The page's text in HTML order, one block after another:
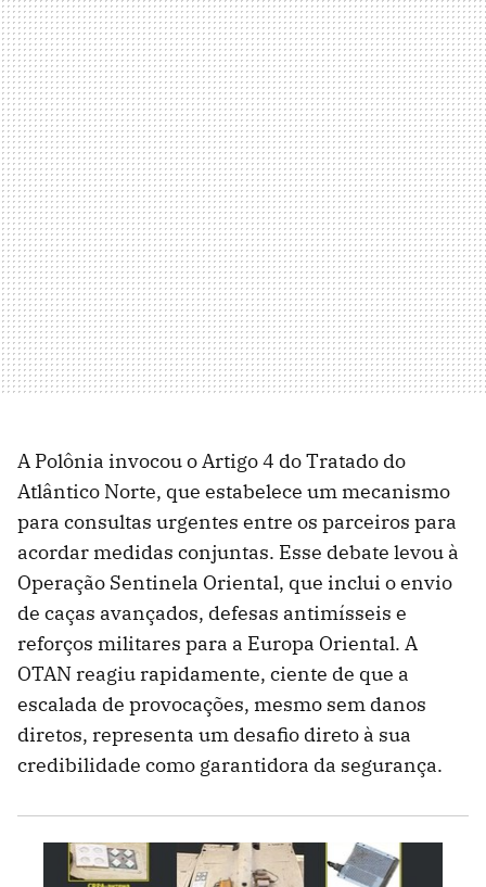
A Polônia invocou o Artigo 4 do Tratado do
Atlântico Norte, que estabelece um mecanismo
para consultas urgentes entre os parceiros para
acordar medidas conjuntas. Esse debate levou à
Operação Sentinela Oriental, que inclui o envio
de caças avançados, defesas antimísseis e
reforços militares para a Europa Oriental. A
OTAN reagiu rapidamente, ciente de que a
escalada de provocações, mesmo sem danos
diretos, representa um desafio direto à sua
credibilidade como garantidora da segurança.